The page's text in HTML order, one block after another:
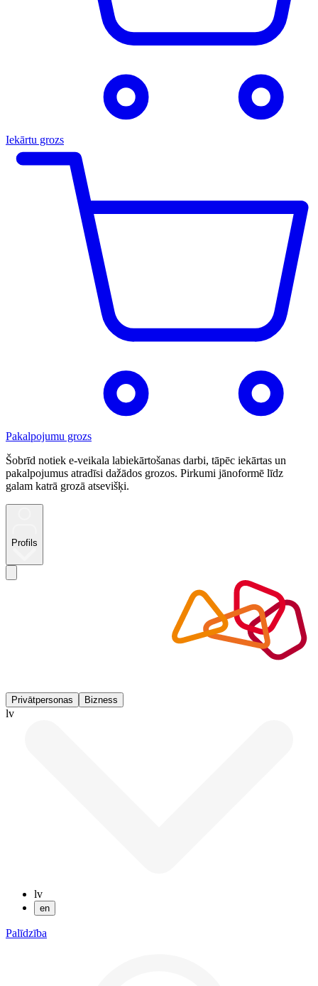
Iekārtu grozs
Pakalpojumu grozs
Šobrīd notiek e-veikala labiekārtošanas darbi, tāpēc iekārtas un
pakalpojumus atradīsi dažādos grozos. Pirkumi jānoformē līdz
galam katrā grozā atsevišķi.
Profils
Privātpersonas Bizness
lv
lv
en
Palīdzība